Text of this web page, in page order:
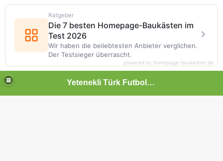
Yetenekli Türk Futbolcular
Ratgeber
Die 7 besten Homepage-Baukästen im
Test 2026
Wir haben die beliebtesten Anbieter verglichen.
Der Testsieger überrascht.
powered by homepage-baukasten.de